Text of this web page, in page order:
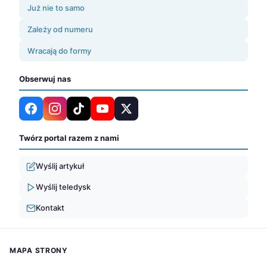
Już nie to samo
Zależy od numeru
Wracają do formy
Obserwuj nas
Twórz portal razem z nami
Wyślij artykuł
Wyślij teledysk
Kontakt
MAPA STRONY